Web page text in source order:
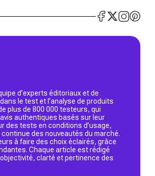
d’experts éditoriaux et de
le test et l’analyse de produits
plus de 800 000 testeurs, qui
authentiques basés sur leur
des tests en conditions d’usage,
continue des nouveautés du marché.
à faire des choix éclairés, grâce
Chaque article est rédigé
clarté et pertinence des